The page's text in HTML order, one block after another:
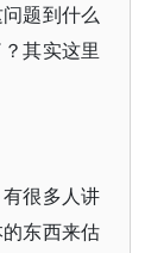
题到什么
其实这里
很多人讲
东西来估